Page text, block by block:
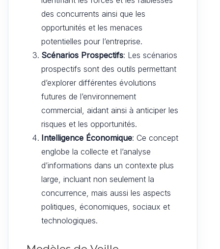
des concurrents ainsi que les
opportunités et les menaces
potentielles pour l’entreprise.
Scénarios Prospectifs: Les scénarios
prospectifs sont des outils permettant
d’explorer différentes évolutions
futures de l’environnement
commercial, aidant ainsi à anticiper les
risques et les opportunités.
Intelligence Économique: Ce concept
englobe la collecte et l’analyse
d’informations dans un contexte plus
large, incluant non seulement la
concurrence, mais aussi les aspects
politiques, économiques, sociaux et
technologiques.